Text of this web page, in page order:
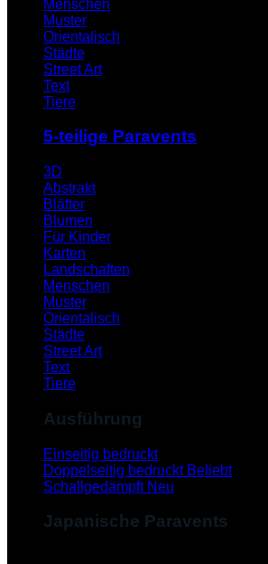
Menschen
Muster
Orientalisch
Städte
Street Art
Text
Tiere
5-teilige Paravents
3D
Abstrakt
Blätter
Blumen
Für Kinder
Karten
Landschaften
Menschen
Muster
Orientalisch
Städte
Street Art
Text
Tiere
Ausführung
Einseitig bedruckt
Doppelseitig bedruckt
Schallgedämpft
Japanische Paravents
Diese Paravents, die im